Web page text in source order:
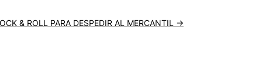
& ROLL PARA DESPEDIR AL MERCANTIL →